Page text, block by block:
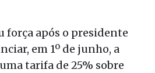
força após o presidente
em 1º de junho, a
tarifa de 25% sobre